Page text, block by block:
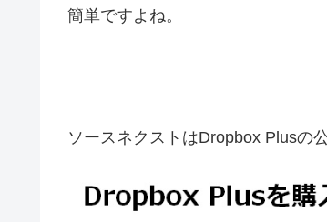
簡単ですよね。
ソースネクストはDropbox Plusの